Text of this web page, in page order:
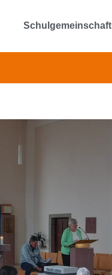
Schulgemeinschaft